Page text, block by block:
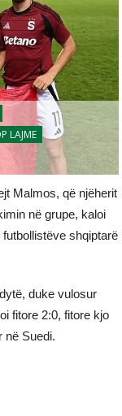
LAJME
Malmos, që njëherit
në grupe, kaloi
shqiptarë
duke vulosur
fitore 2:0, fitore kjo
në Suedi.